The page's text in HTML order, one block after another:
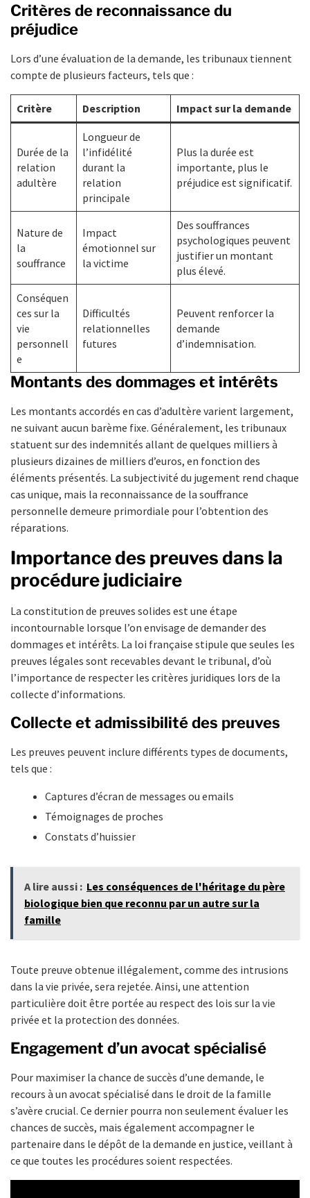
Critères de reconnaissance du
préjudice
Lors d’une évaluation de la demande, les tribunaux tiennent
compte de plusieurs facteurs, tels que :
Critère Description Impact sur la demande
Durée de la
relation
adultère
Longueur de
l’infidélité
durant la
relation
principale
Plus la durée est
importante, plus le
préjudice est significatif.
Nature de
la
souffrance
Impact
émotionnel sur
la victime
Des souffrances
psychologiques peuvent
justifier un montant
plus élevé.
Conséquen
ces sur la
vie
personnell
e
Difficultés
relationnelles
futures
Peuvent renforcer la
demande
d’indemnisation.
Montants des dommages et intérêts
Les montants accordés en cas d’adultère varient largement,
ne suivant aucun barème fixe. Généralement, les tribunaux
statuent sur des indemnités allant de quelques milliers à
plusieurs dizaines de milliers d’euros, en fonction des
éléments présentés. La subjectivité du jugement rend chaque
cas unique, mais la reconnaissance de la souffrance
personnelle demeure primordiale pour l’obtention des
réparations.
Importance des preuves dans la
procédure judiciaire
La constitution de preuves solides est une étape
incontournable lorsque l’on envisage de demander des
dommages et intérêts. La loi française stipule que seules les
preuves légales sont recevables devant le tribunal, d’où
l’importance de respecter les critères juridiques lors de la
collecte d’informations.
Collecte et admissibilité des preuves
Les preuves peuvent inclure différents types de documents,
tels que :
Captures d’écran de messages ou emails
Témoignages de proches
Constats d’huissier
A lire aussi : Les conséquences de l'héritage du père
biologique bien que reconnu par un autre sur la
famille
Toute preuve obtenue illégalement, comme des intrusions
dans la vie privée, sera rejetée. Ainsi, une attention
particulière doit être portée au respect des lois sur la vie
privée et la protection des données.
Engagement d’un avocat spécialisé
Pour maximiser la chance de succès d’une demande, le
recours à un avocat spécialisé dans le droit de la famille
s’avère crucial. Ce dernier pourra non seulement évaluer les
chances de succès, mais également accompagner le
partenaire dans le dépôt de la demande en justice, veillant à
ce que toutes les procédures soient respectées.